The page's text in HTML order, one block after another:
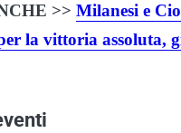
>> Milanesi e
la vittoria assoluta,